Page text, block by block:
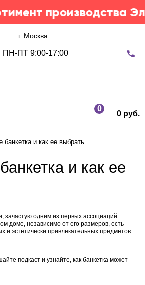
производства
г. Москва
ПН-ПТ 9:00-17:00
0
0 руб.
банкетка и как ее выбрать
и как ее
зачастую одним из первых ассоциаций
доме, независимо от его размеров, есть
и эстетически привлекательных предметов.
подкаст и узнайте, как банкетка может